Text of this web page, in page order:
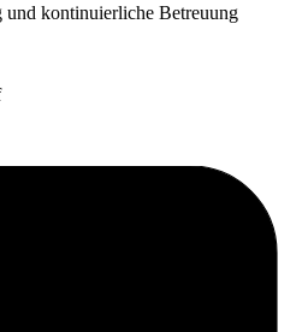
und kontinuierliche Betreuung